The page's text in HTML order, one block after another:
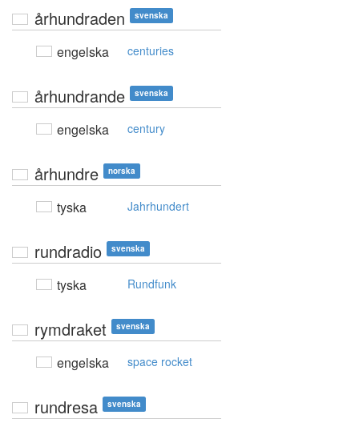
århundraden svenska
engelska centuries
århundrande svenska
engelska century
århundre norska
tyska Jahrhundert
rundradio svenska
tyska Rundfunk
rymdraket svenska
engelska space rocket
rundresa svenska